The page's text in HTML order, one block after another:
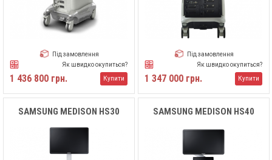
Під замовлення
Як швидко окупиться?
1 436 800 грн. Купити
Під замовлення
Як швидко окупиться?
1 347 000 грн. Купити
SAMSUNG MEDISON HS30 SAMSUNG MEDISON HS40